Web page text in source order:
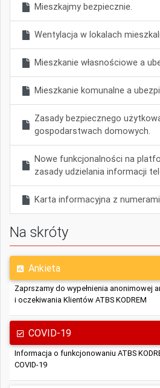
Mieszkajmy bezpiecznie.
Wentylacja w lokalach
Mieszkanie własnościowe a
Mieszkanie komunalne a
Zasady bezpiecznego
gospodarstwach domowych.
Nowe funkcjonalności na
zasady udzielania informacji
Karta informacyjna z
Na skróty
Ankieta
Zaprszamy do wypełnienia anonimowej
i oczekiwania Klientów ATBS KODREM
COVID-19
Informacja o funkcjonowaniu ATBS
COVID-19